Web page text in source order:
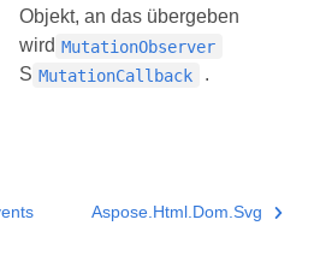
Objekt, an das übergeben
wird MutationObserver
S MutationCallback .
Aspose.Html.Dom.Svg